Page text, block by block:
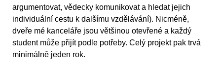
argumentovat, vědecky komunikovat a hledat jejich
individuální cestu k dalšímu vzdělávání). Nicméně,
dveře mé kanceláře jsou většinou otevřené a každý
student může přijít podle potřeby. Celý projekt pak trvá
minimálně jeden rok.